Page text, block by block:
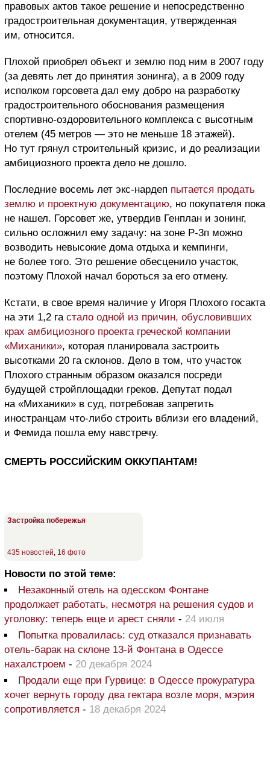
правовых актов такое решение и непосредственно
градостроительная документация, утвержденная
им, относится.
Плохой приобрел объект и землю под ним в 2007 году
(за девять лет до принятия зонинга), а в 2009 году
исполком горсовета дал ему добро на разработку
градостроительного обоснования размещения
спортивно-оздоровительного комплекса с высотным
отелем (45 метров — это не меньше 18 этажей).
Но тут грянул строительный кризис, и до реализации
амбициозного проекта дело не дошло.
Последние восемь лет экс-нардеп пытается продать
землю и проектную документацию, но покупателя пока
не нашел. Горсовет же, утвердив Генплан и зонинг,
сильно осложнил ему задачу: на зоне Р-3п можно
возводить невысокие дома отдыха и кемпинги,
не более того. Это решение обесценило участок,
поэтому Плохой начал бороться за его отмену.
Кстати, в свое время наличие у Игоря Плохого госакта
на эти 1,2 га стало одной из причин, обусловивших
крах амбициозного проекта греческой компании
«Миханики», которая планировала застроить
высотками 20 га склонов. Дело в том, что участок
Плохого странным образом оказался посреди
будущей стройплощадки греков. Депутат подал
на «Миханики» в суд, потребовав запретить
иностранцам что-либо строить вблизи его владений,
и Фемида пошла ему навстречу.
СМЕРТЬ РОССИЙСКИМ ОККУПАНТАМ!
Застройка побережья
435 новостей, 16 фото
Новости по этой теме:
Незаконный отель на одесском Фонтане
продолжает работать, несмотря на решения судов и
уголовку: теперь еще и арест сняли - 24 июля
Попытка провалилась: суд отказался признавать
отель-барак на склоне 13-й Фонтана в Одессе
нахалстроем - 20 декабря 2024
Продали еще при Гурвице: в Одессе прокуратура
хочет вернуть городу два гектара возле моря, мэрия
сопротивляется - 18 декабря 2024